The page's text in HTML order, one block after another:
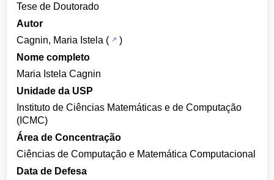
Tese de Doutorado
Autor
Cagnin, Maria Istela (
)
Nome completo
Maria Istela Cagnin
Unidade da USP
Instituto de Ciências Matemáticas e de Computação
(ICMC)
Área de Concentração
Ciências de Computação e Matemática Computacional
Data de Defesa